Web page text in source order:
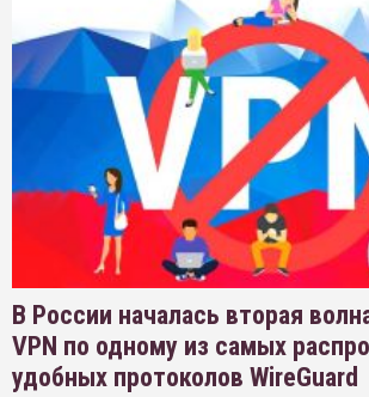
В России началась вторая
VPN по одному из самых
удобных протоколов WireGuard